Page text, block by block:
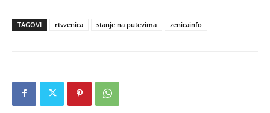
TAGOVI rtvzenica stanje na putevima zenicainfo